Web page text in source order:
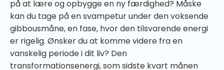
på at lære og opbygge en ny færdighed? Måske
kan du tage på en svampetur under den voksende
gibbousmåne, en fase, hvor den tilsvarende energi
er rigelig. Ønsker du at komme videre fra en
vanskelig periode i dit liv? Den
transformationsenergi, som sidste kvart månen